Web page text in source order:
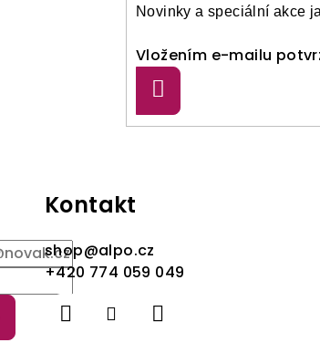
Novinky a speciální akce
Vložením e-mailu
Kontakt
shop@alpo.cz
+420 774 059 049